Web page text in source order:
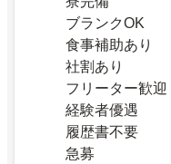
ブランクOK
食事補助あり
社割あり
フリーター歓迎
経験者優遇
履歴書不要
急募